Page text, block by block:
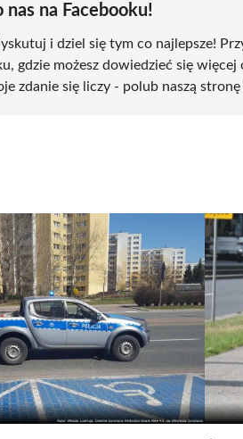
nas na Facebooku!
i dziel się tym co najlepsze!
gdzie możesz dowiedzieć się
zdanie się liczy - polub naszą